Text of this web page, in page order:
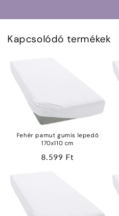
Kapcsolódó termékek
Fehér pamut gumis lepedő
170x110 cm
Normál
8.599 Ft